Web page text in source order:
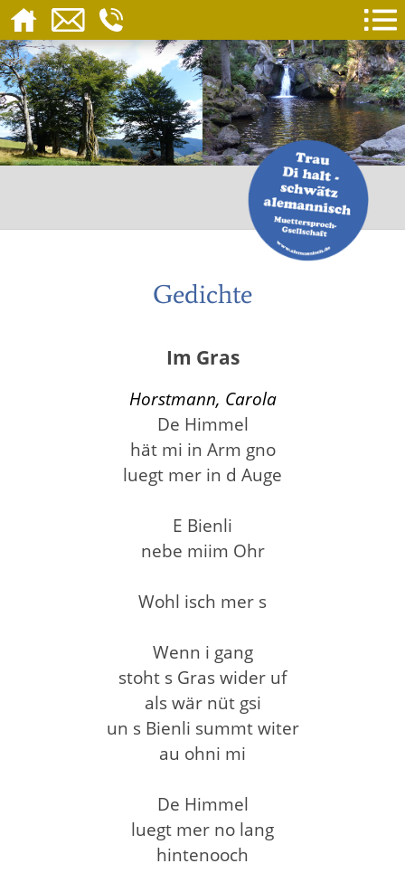
Gedichte
Im Gras
Horstmann, Carola
De Himmel
hät mi in Arm gno
luegt mer in d Auge
E Bienli
nebe miim Ohr
Wohl isch mer s
Wenn i gang
stoht s Gras wider uf
als wär nüt gsi
un s Bienli summt witer
au ohni mi
De Himmel
luegt mer no lang
hintenooch